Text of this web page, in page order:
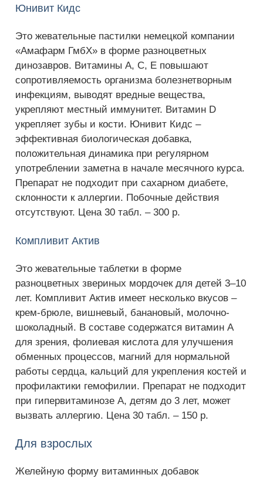
Юнивит Кидс
Это жевательные пастилки немецкой компании
«Амафарм ГмбХ» в форме разноцветных
динозавров. Витамины А, С, Е повышают
сопротивляемость организма болезнетворным
инфекциям, выводят вредные вещества,
укрепляют местный иммунитет. Витамин D
укрепляет зубы и кости. Юнивит Кидс –
эффективная биологическая добавка,
положительная динамика при регулярном
употреблении заметна в начале месячного курса.
Препарат не подходит при сахарном диабете,
склонности к аллергии. Побочные действия
отсутствуют. Цена 30 табл. – 300 р.
Компливит Актив
Это жевательные таблетки в форме
разноцветных звериных мордочек для детей 3–10
лет. Компливит Актив имеет несколько вкусов –
крем-брюле, вишневый, банановый, молочно-
шоколадный. В составе содержатся витамин А
для зрения, фолиевая кислота для улучшения
обменных процессов, магний для нормальной
работы сердца, кальций для укрепления костей и
профилактики гемофилии. Препарат не подходит
при гипервитаминозе А, детям до 3 лет, может
вызвать аллергию. Цена 30 табл. – 150 р.
Для взрослых
Желейную форму витаминных добавок